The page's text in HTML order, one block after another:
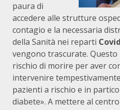
paura di
accedere alle strutture
contagio e la necessaria
della Sanità nei reparti
vengono trascurate.
rischio di morire per aver
intervenire
pazienti a rischio e in
diabete». A mettere al